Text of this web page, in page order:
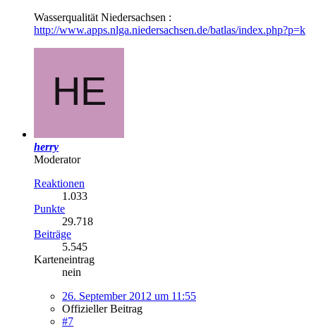
Wasserqualität Niedersachsen :
http://www.apps.nlga.niedersachsen.de/batlas/index.php?p=k
herry
Moderator
Reaktionen
1.033
Punkte
29.718
Beiträge
5.545
Karteneintrag
nein
26. September 2012 um 11:55
Offizieller Beitrag
#7